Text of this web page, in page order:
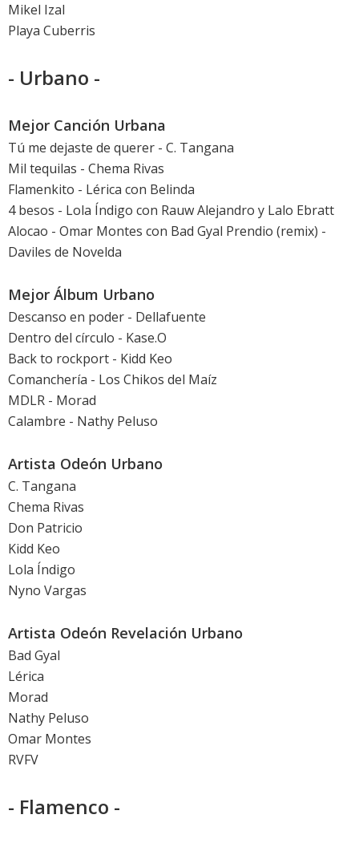
Mikel Izal
Playa Cuberris
- Urbano -
Mejor Canción Urbana
Tú me dejaste de querer - C. Tangana
Mil tequilas - Chema Rivas
Flamenkito - Lérica con Belinda
4 besos - Lola Índigo con Rauw Alejandro y Lalo Ebratt
Alocao - Omar Montes con Bad Gyal Prendio (remix) -
Daviles de Novelda
Mejor Álbum Urbano
Descanso en poder - Dellafuente
Dentro del círculo - Kase.O
Back to rockport - Kidd Keo
Comanchería - Los Chikos del Maíz
MDLR - Morad
Calambre - Nathy Peluso
Artista Odeón Urbano
C. Tangana
Chema Rivas
Don Patricio
Kidd Keo
Lola Índigo
Nyno Vargas
Artista Odeón Revelación Urbano
Bad Gyal
Lérica
Morad
Nathy Peluso
Omar Montes
RVFV
- Flamenco -